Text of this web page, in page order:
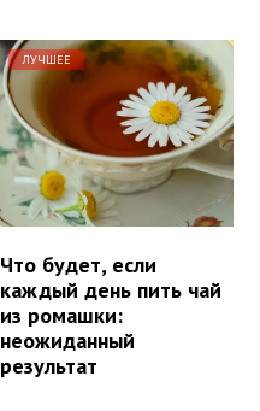
ЛУЧШЕЕ
Что будет, если
каждый день пить чай
из ромашки:
неожиданный
результат